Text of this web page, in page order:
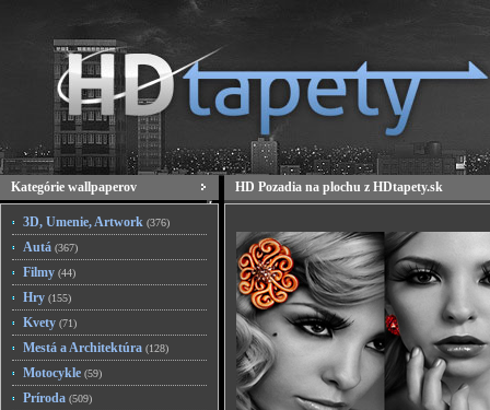
Kategórie wallpaperov
3D, Umenie, Artwork (376)
Autá (367)
Filmy (44)
Hry (155)
Kvety (71)
Mestá a Architektúra (128)
Motocykle (59)
Príroda (509)
HD Pozadia na plochu z HDtapety.sk